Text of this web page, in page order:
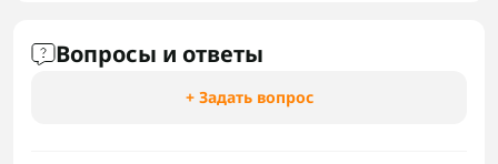
Вопросы и ответы
+ Задать вопрос